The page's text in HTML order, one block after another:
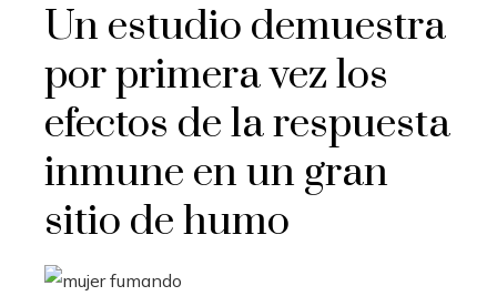
Un estudio demuestra
por primera vez los
efectos de la respuesta
inmune en un gran
sitio de humo